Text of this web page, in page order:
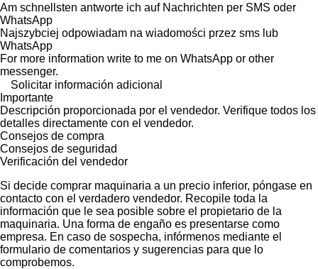
Am schnellsten antworte ich auf Nachrichten per SMS oder
WhatsApp
Najszybciej odpowiadam na wiadomości przez sms lub
WhatsApp
For more information write to me on WhatsApp or other
messenger.
Solicitar información adicional
Importante
Descripción proporcionada por el vendedor. Verifique todos los
detalles directamente con el vendedor.
Consejos de compra
Consejos de seguridad
Verificación del vendedor
Si decide comprar maquinaria a un precio inferior, póngase en
contacto con el verdadero vendedor. Recopile toda la
información que le sea posible sobre el propietario de la
maquinaria. Una forma de engaño es presentarse como
empresa. En caso de sospecha, infórmenos mediante el
formulario de comentarios y sugerencias para que lo
comprobemos.